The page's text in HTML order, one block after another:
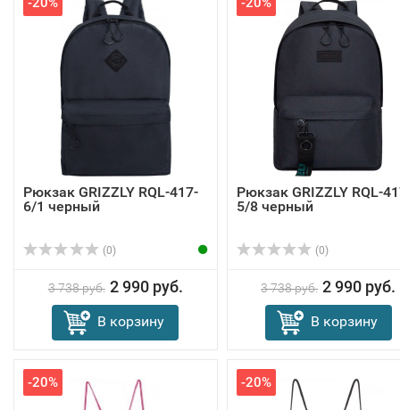
Рюкзак GRIZZLY RQL-417-
6/1 черный
(0)
3 738 руб. 2 990 руб.
В корзину
Рюкзак GRIZZLY RQL-
5/8 черный
(0)
3 738 руб. 2 990 руб.
В корзину
-20% -20%